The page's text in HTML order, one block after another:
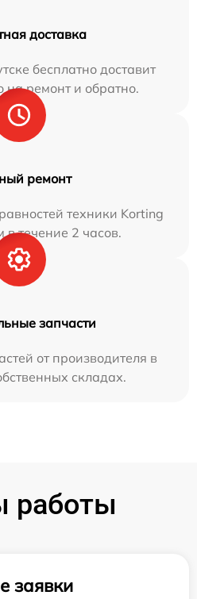
доставка
бесплатно доставит
на ремонт и обратно.
ремонт
техники Korting
в течение 2 часов.
запчасти
от производителя в
складах.
работы
заявки